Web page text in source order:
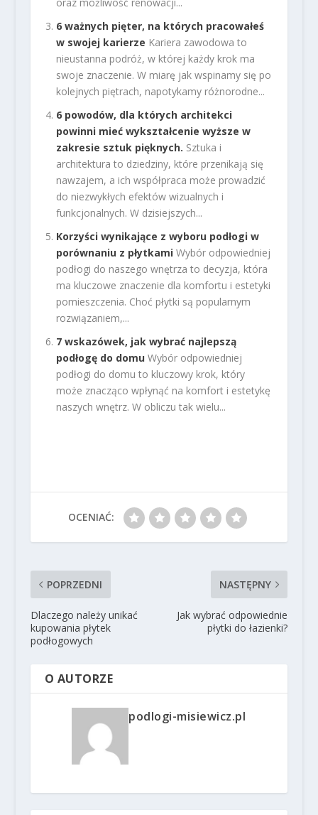
oraz możliwość renowacji...
6 ważnych pięter, na których pracowałeś
w swojej karierze Kariera zawodowa to
nieustanna podróż, w której każdy krok ma
swoje znaczenie. W miarę jak wspinamy się po
kolejnych piętrach, napotykamy różnorodne...
6 powodów, dla których architekci
powinni mieć wykształcenie wyższe w
zakresie sztuk pięknych. Sztuka i
architektura to dziedziny, które przenikają się
nawzajem, a ich współpraca może prowadzić
do niezwykłych efektów wizualnych i
funkcjonalnych. W dzisiejszych...
Korzyści wynikające z wyboru podłogi w
porównaniu z płytkami Wybór odpowiedniej
podłogi do naszego wnętrza to decyzja, która
ma kluczowe znaczenie dla komfortu i estetyki
pomieszczenia. Choć płytki są popularnym
rozwiązaniem,...
7 wskazówek, jak wybrać najlepszą
podłogę do domu Wybór odpowiedniej
podłogi do domu to kluczowy krok, który
może znacząco wpłynąć na komfort i estetykę
naszych wnętrz. W obliczu tak wielu...
OCENIAĆ:
POPRZEDNI
Dlaczego należy unikać
kupowania płytek
podłogowych
NASTĘPNY
Jak wybrać odpowiednie
płytki do łazienki?
O AUTORZE
podlogi-misiewicz.pl